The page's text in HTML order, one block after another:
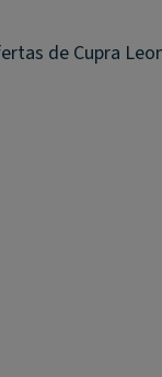
de Cupra